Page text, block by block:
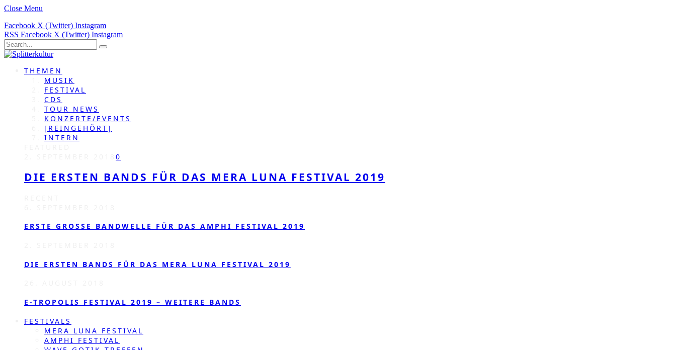
Close Menu
Facebook X (Twitter) Instagram
RSS Facebook X (Twitter) Instagram
THEMEN
MUSIK
FESTIVAL
CDS
TOUR NEWS
KONZERTE/EVENTS
[REINGEHÖRT]
INTERN
0
DIE ERSTEN BANDS FÜR DAS MERA LUNA FESTIVAL 2019
ERSTE GROSSE BANDWELLE FÜR DAS AMPHI FESTIVAL 2019
DIE ERSTEN BANDS FÜR DAS MERA LUNA FESTIVAL 2019
E-TROPOLIS FESTIVAL 2019 – WEITERE BANDS
FESTIVALS
MERA LUNA FESTIVAL
AMPHI FESTIVAL